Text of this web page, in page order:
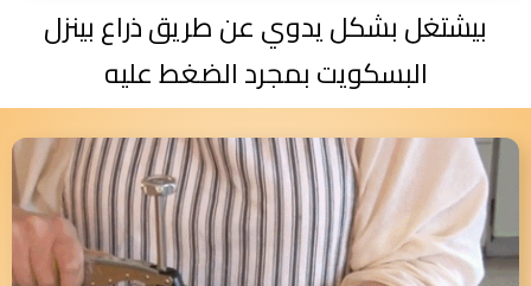
بيشتغل بشكل يدوي عن طريق ذراع بينزل
البسكويت بمجرد الضغط عليه